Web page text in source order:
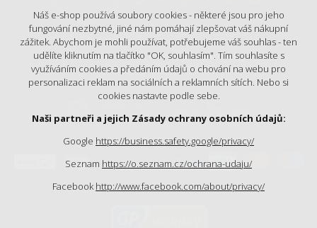
© 2018 - 2026, Včelařské potřeby
- Výrobní podnik Ještěd, s.r.o.
Náš e-shop používá soubory cookies - některé jsou pro jeho
fungování nezbytné, jiné nám pomáhají zlepšovat váš nákupní
zážitek. Abychom je mohli používat, potřebujeme váš souhlas - ten
udělíte kliknutím na tlačítko "OK, souhlasím". Tím souhlasíte s
využíváním cookies a předáním údajů o chování na webu pro
personalizaci reklam na sociálních a reklamních sítích. Nebo si
cookies nastavte podle sebe.
Naši partneři a jejich Zásady ochrany osobních údajů:
Google https://business.safety.google/privacy/
Seznam https://o.seznam.cz/ochrana-udaju/
Facebook http://www.facebook.com/about/privacy/